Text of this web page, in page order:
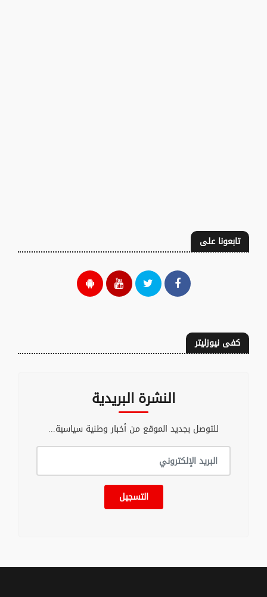
تابعونا على
كفى نيوزليتر
النشرة البريدية
للتوصل بجديد الموقع من أخبار وطنية سياسية...
التسجيل